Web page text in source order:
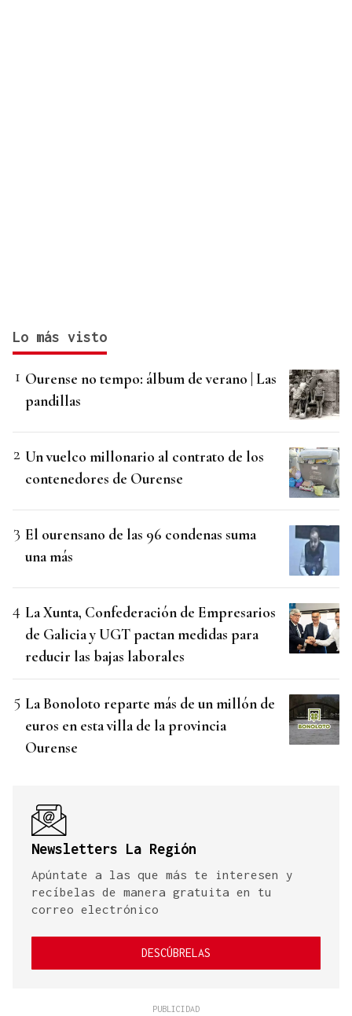
Lo más visto
Ourense no tempo: álbum de verano | Las
pandillas
Un vuelco millonario al contrato de los
contenedores de Ourense
El ourensano de las 96 condenas suma
una más
La Xunta, Confederación de Empresarios
de Galicia y UGT pactan medidas para
reducir las bajas laborales
La Bonoloto reparte más de un millón de
euros en esta villa de la provincia
Ourense
Newsletters La Región
Apúntate a las que más te interesen y
recíbelas de manera gratuita en tu
correo electrónico
DESCÚBRELAS